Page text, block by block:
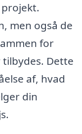
men også de
for
Dette
af, hvad
din